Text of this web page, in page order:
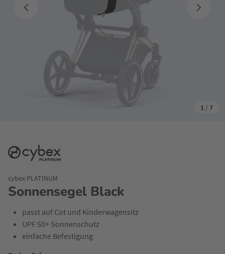
1 /7
Sonnensegel Black
cybex PLATINUM
passt auf Cot und Kinderwagensitz
UPF 50+ Sonnenschutz
einfache Befestigung